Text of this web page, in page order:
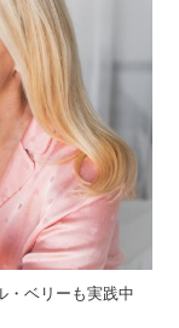
・ベリーも実践中